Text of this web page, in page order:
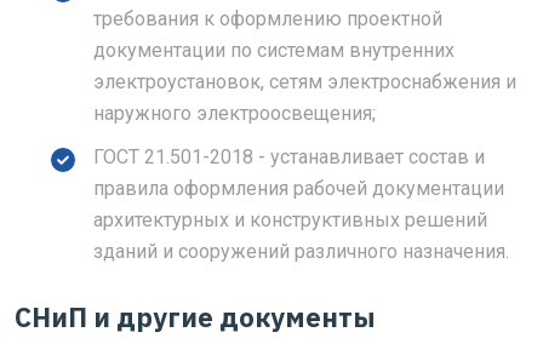
требования к оформлению проектной
документации по системам внутренних
электроустановок, сетям электроснабжения и
наружного электроосвещения;
ГОСТ 21.501-2018 - устанавливает состав и
правила оформления рабочей документации
архитектурных и конструктивных решений
зданий и сооружений различного назначения.
СНиП и другие документы